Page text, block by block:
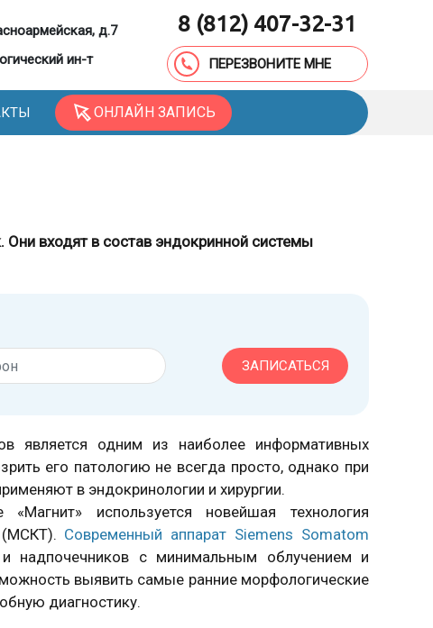
д.7
ин-т
8 (812) 407-32-31
ПЕРЕЗВОНИТЕ МНЕ
ОНЛАЙН ЗАПИСЬ
входят в состав эндокринной системы
ЗАПИСАТЬСЯ
является одним из наиболее информативных
его патологию не всегда просто, однако при
в эндокринологии и хирургии.
используется новейшая технология
(МСКТ). Современный аппарат Siemens Somatom
надпочечников с минимальным облучением и
выявить самые ранние морфологические
диагностику.